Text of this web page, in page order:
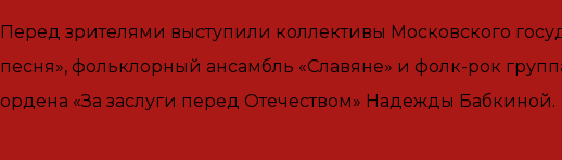
Перед зрителями выступили коллективы Московского
песня», фольклорный ансамбль «Славяне» и фолк-рок
ордена «За заслуги перед Отечеством» Надежды Бабкиной.